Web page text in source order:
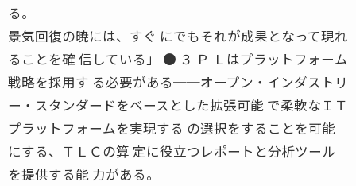
る。
景気回復の暁には、すぐ にでもそれが成果となって現れ
ることを確 信している」 ● ３ Ｐ Ｌはプラットフォーム
戦略を採用す る必要がある──オープン・インダストリ
ー・スタンダードをベースとした拡張可能 で柔軟なＩＴ
プラットフォームを実現する の選択をすることを可能
にする、ＴＬＣの算 定に役立つレポートと分析ツール
を提供する能 力がある。